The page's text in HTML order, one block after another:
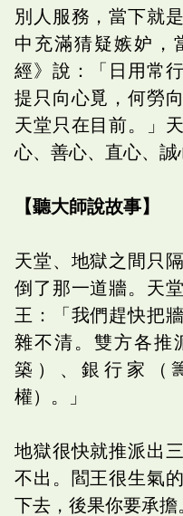
別人服務，當下就
中充滿猜疑嫉妒，
經》說：「日用常
提只向心覓，何勞
天堂只在目前。」
心、善心、直心、誠
【聽大師說故事】
天堂、地獄之間只
倒了那一道牆。天
王：「我們趕快把
雜不清。雙方各推
築）、銀行家（
權）。」
地獄很快就推派出
不出。閻王很生氣
下去，後果你要承擔